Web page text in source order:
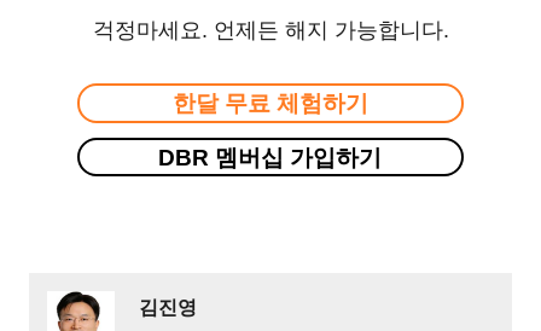
걱정마세요. 언제든 해지 가능합니다.
한달 무료 체험하기
DBR 멤버십 가입하기
김진영